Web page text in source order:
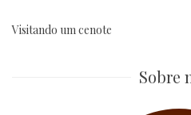
Visitando um cenote
Sobre